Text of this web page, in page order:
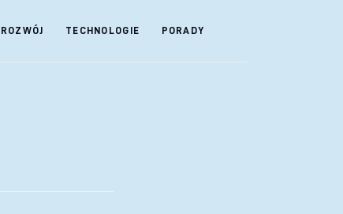
ROZWÓJ TECHNOLOGIE PORADY